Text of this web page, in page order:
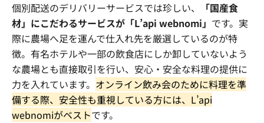
個別配送のデリバリーサービスでは珍しい、
「国産食
材」にこだわるサービスが「L’api webnomi」 です。実
際に農場へ足を運んで仕入れ先を厳選しているのが特
徴。有名ホテルや一部の飲食店にしか卸していないよう
な農場とも直接取引を行い、安心・安全な料理の提供に
力を入れています。 オンライン飲み会のために料理を準
備する際、安全性も重視している方には、 L’api
webnomiがベストです。